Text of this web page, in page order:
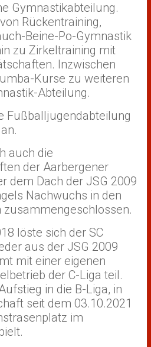
Gymnastikabteilung.
Rückentraining,
Beine-Po-Gymnastik
zu Zirkeltraining mit
Inzwischen
Kurse zu weiteren
Abteilung.
Fußballjugendabteilung
auch die
der Aarbergener
dem Dach der JSG 2009
Nachwuchs in den
zusammengeschlossen.
löste sich der SC
aus der JSG 2009
mit einer eigenen
der C-Liga teil.
in die B-Liga, in
seit dem 03.10.2021
im